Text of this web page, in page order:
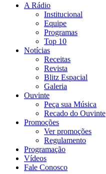
A Rádio
Institucional
Equipe
Programas
Top 10
Notícias
Receitas
Revista
Blitz Espacial
Galeria
Ouvinte
Peça sua Música
Recado do Ouvinte
Promoções
Ver promoções
Regulamento
Programação
Vídeos
Fale Conosco